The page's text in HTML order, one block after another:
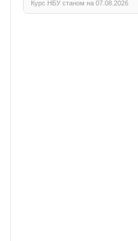
Курс НБУ станом на 07.08.2026